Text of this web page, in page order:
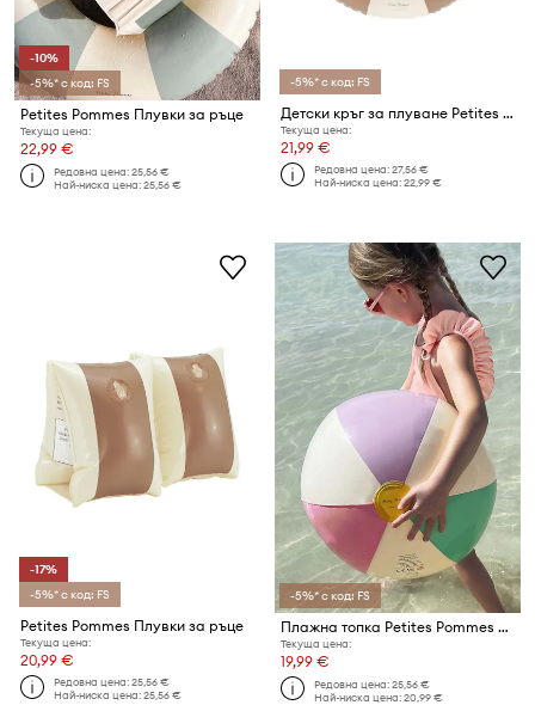
-10%
-5%* с код: FS
Petites Pommes Плувки за ръце
Текуща цена:
22,99 €
Редовна цена:25,56 €
Най-ниска цена:25,56 €
-5%* с код: FS
Детски кръг за плуване Petites Pommes OLIVIA 45CM
Текуща цена:
21,99 €
Редовна цена:27,56 €
Най-ниска цена:22,99 €
-17%
-5%* с код: FS
Petites Pommes Плувки за ръце
Текуща цена:
20,99 €
Редовна цена:25,56 €
Най-ниска цена:25,56 €
-5%* с код: FS
Плажна топка Petites Pommes OTTO BEACH BALL
Текуща цена:
19,99 €
Редовна цена:25,56 €
Най-ниска цена:20,99 €